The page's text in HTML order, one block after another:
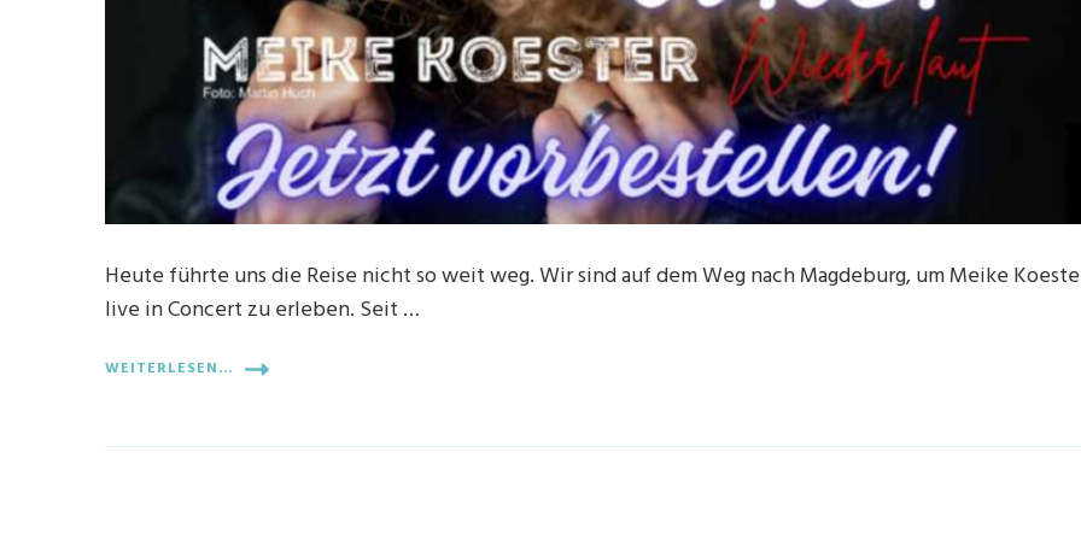
Heute führte uns die Reise nicht so weit weg. Wir sind auf dem Weg nach Magdeburg, um Meike
live in Concert zu erleben. Seit …
WEITERLESEN...